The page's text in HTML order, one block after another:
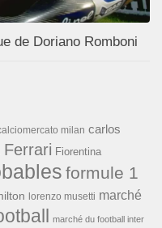
de Doriano Romboni
milan carlos
Ferrari Fiorentina
formule 1
lorenzo musetti marché
marché du football inter